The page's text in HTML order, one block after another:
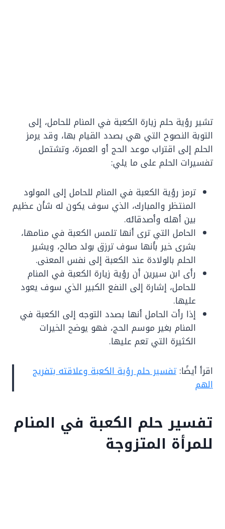
تشير رؤية حلم زيارة الكعبة في المنام للحامل، إلى
التوبة النصوح التي هي بصدد القيام بها، وقد يرمز
الحلم إلى اقتراب موعد الحج أو العمرة، وتشتمل
تفسيرات الحلم على ما يلي:
ترمز رؤية الكعبة في المنام للحامل إلى المولود
المنتظر والمبارك، الذي سوف يكون له شأن عظيم
بين أهله وأصدقائه.
الحامل التي ترى أنها تلمس الكعبة في منامها،
بشرى خير بأنها سوف ترزق بولد صالح، ويشير
الحلم بالولادة عند الكعبة إلى نفس المعنى.
رأى ابن سيرين أن رؤية زيارة الكعبة في المنام
للحامل، إشارة إلى النفع الكبير الذي سوف يعود
عليها.
إذا رأت الحامل أنها بصدد التوجه إلى الكعبة في
المنام بغير موسم الحج، فهو يوضح الخيرات
الكثيرة التي تعم عليها.
اقرأ أيضًا: تفسير حلم رؤية الكعبة وعلاقته بتفريج
الهم
تفسير حلم الكعبة في المنام
للمرأة المتزوجة